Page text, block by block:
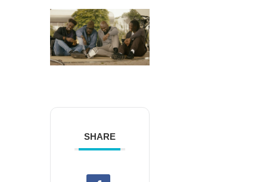
SHARE